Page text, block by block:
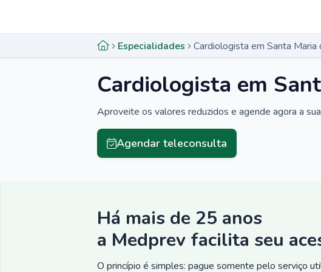
Especialidades Cardiologista em Santa
Cardiologista em
Aproveite os valores reduzidos e agende agora a
Agendar teleconsulta
Há mais de 25 anos
a Medprev facilita seu
O princípio é simples: pague somente pelo serviço